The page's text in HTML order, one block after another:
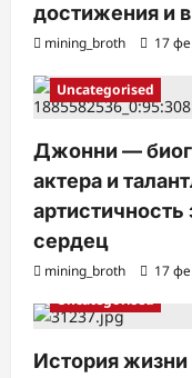
достижения и
mining_broth 17
Uncategorised
Джонни —
актера и
сердец
mining_broth 17
Uncategorised
История жизни